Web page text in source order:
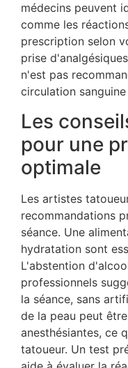
médecins peuvent
comme les
prescription selon
prise
n'est pas
circulation
Les
pour une
optimale
Les artistes
recommandations
séance. Une
hydratation sont
L'abstention
professionnels
la séance, sans
de la peau peut
anesthésiantes, ce
tatoueur. Un test